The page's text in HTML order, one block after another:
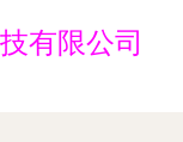
有限公司